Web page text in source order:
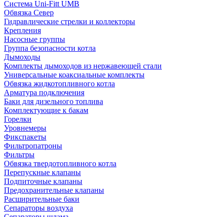
Система Uni-Fitt UMB
Обвязка Север
Гидравлические стрелки и коллекторы
Крепления
Насосные группы
Группа безопасности котла
Дымоходы
Комплекты дымоходов из нержавеющей стали
Универсальные коаксиальные комплекты
Обвязка жидкотопливного котла
Арматура подключения
Баки для дизельного топлива
Комплектующие к бакам
Горелки
Уровнемеры
Фикспакеты
Фильтропатроны
Фильтры
Обвязка твердотопливного котла
Перепускные клапаны
Подпиточные клапаны
Предохранительные клапаны
Расширительные баки
Сепараторы воздуха